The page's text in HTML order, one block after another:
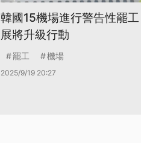
韓國15機場進行警告性罷
展將升級行動
罷工 機場
2025/9/19 20:27